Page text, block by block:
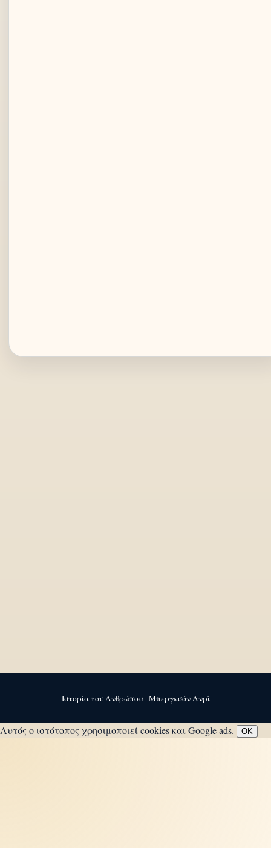
Ιστορία του Ανθρώπου - Μπεργκσόν Ανρί
Αυτός ο ιστότοπος χρησιμοποιεί cookies και Google ads. OK